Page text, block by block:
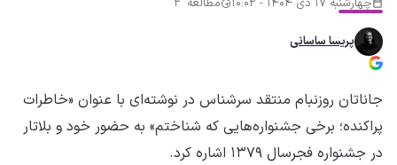
چهارشنبه 17 دی 1404 - 10:02 مطالعه '2
پریسا ساسانی
جاناتان روزنبام منتقد سرشناس در نوشته‌ای با عنوان «خاطرات
پراکنده؛ برخی جشنواره‌هایی که شناختم» به حضور خود و بلاتار
در جشنواره فجرسال ۱۳۷۹ اشاره کرد.